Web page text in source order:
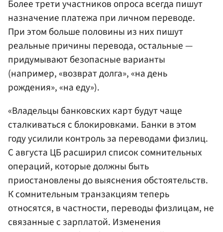
Более трети участников опроса всегда пишут
назначение платежа при личном переводе.
При этом больше половины из них пишут
реальные причины перевода, остальные —
придумывают безопасные варианты
(например, «возврат долга», «на день
рождения», «на еду»).
«Владельцы банковских карт будут чаще
сталкиваться с блокировками. Банки в этом
году усилили контроль за переводами физлиц.
С августа ЦБ расширил список сомнительных
операций, которые должны быть
приостановлены до выяснения обстоятельств.
К сомнительным транзакциям теперь
относятся, в частности, переводы физлицам, не
связанные с зарплатой. Изменения